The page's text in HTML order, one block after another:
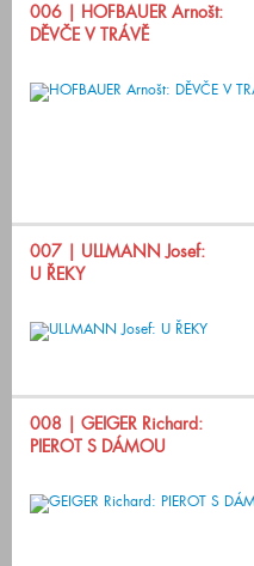
006 | HOFBAUER Arnošt:
DĚVČE V TRÁVĚ
007 | ULLMANN Josef:
U ŘEKY
008 | GEIGER Richard:
PIEROT S DÁMOU